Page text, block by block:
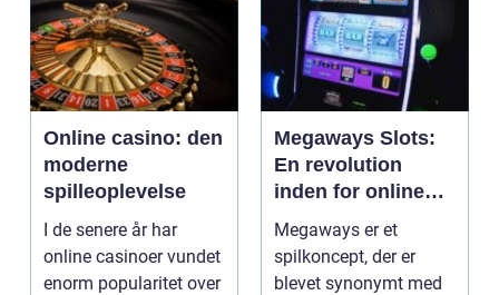
Online casino: den
moderne
spilleoplevelse
I de senere år har
online casinoer vundet
enorm popularitet over
Megaways Slots:
En revolution
inden for online
spilleautomater
Megaways er et
spilkoncept, der er
blevet synonymt med